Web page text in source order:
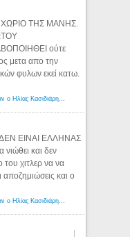
ΧΩΡΙΟ ΤΗΣ ΜΑΝΗΣ.
ούτε
μετα απο την
φυλων εκεί κατω.
Αμερικανοί ρατσιστές αναρωτιούνται αν ο Ηλίας Κασιδιάρης ανήκει στη λευκή φυλή... - Λόγιος Ερμής
ΔΕΝ ΕΙΝΑΙ ΕΛΛΗΝΑΣ
και δεν
του χιτλερ να να
αποζημιώσεις και ο
Αμερικανοί ρατσιστές αναρωτιούνται αν ο Ηλίας Κασιδιάρης ανήκει στη λευκή φυλή... - Λόγιος Ερμής